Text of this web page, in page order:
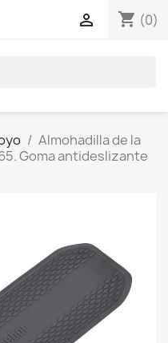
shopping_cart (0)

Almohadilla de la
Goma antideslizante